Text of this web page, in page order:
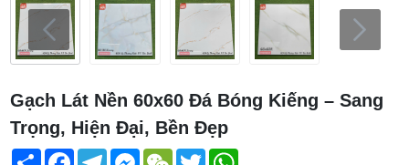
Gạch Lát Nền 60x60 Đá Bóng Kiếng – Sang
Trọng, Hiện Đại, Bền Đẹp
Share FacebookTelegramMessenger
WeChatTwitter